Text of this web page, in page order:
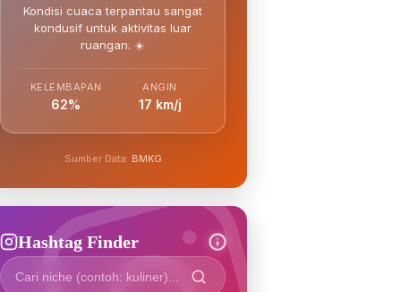
Kondisi cuaca terpantau sangat
kondusif untuk aktivitas luar
ruangan. ☀️
KELEMBAPAN
62%
ANGIN
17 km/j
Sumber Data: BMKG
Hashtag Finder